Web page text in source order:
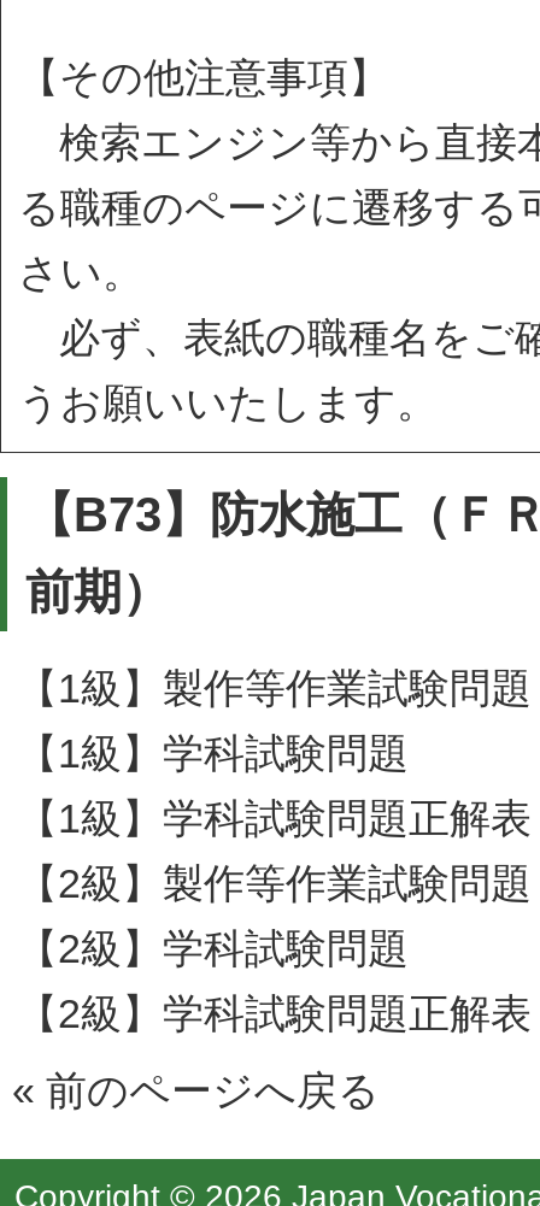
【その他注意事項】
検索エンジン等から直接
る職種のページに遷移す
さい。
必ず、表紙の職種名をご
うお願いいたします。
【B73】防水施工（Ｆ
前期）
【1級】製作等作業試験問題
【1級】学科試験問題
【1級】学科試験問題正解表
【2級】製作等作業試験問題
【2級】学科試験問題
【2級】学科試験問題正解表
« 前のページへ戻る
Copyright © 2026 Japan